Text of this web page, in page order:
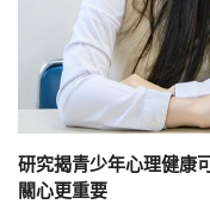
研究揭青少年心理健康
關心更重要